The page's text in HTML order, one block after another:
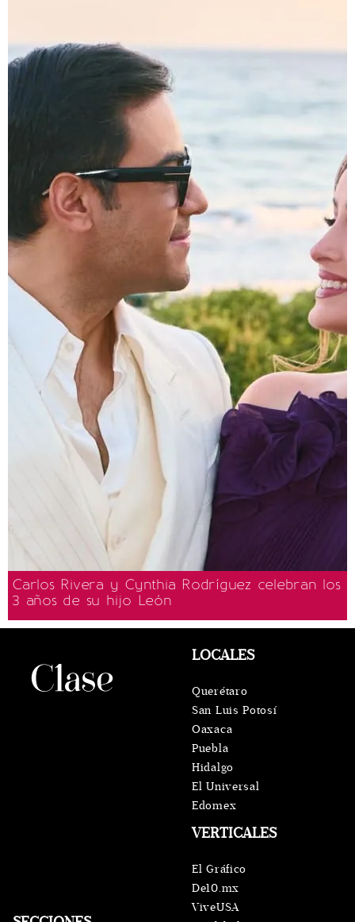
Carlos Rivera y Cynthia Rodríguez celebran los
3 años de su hijo León
VERTICALES
El Gráfico
De10.mx
ViveUSA
LOCALES
Querétaro
San Luis Potosí
Oaxaca
Puebla
Hidalgo
El Universal
Edomex